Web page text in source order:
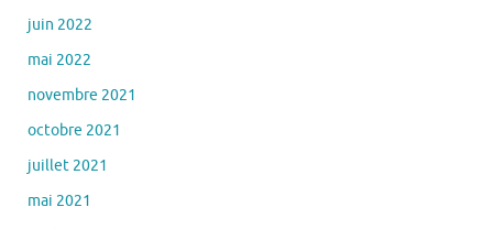
juin 2022
mai 2022
novembre 2021
octobre 2021
juillet 2021
mai 2021